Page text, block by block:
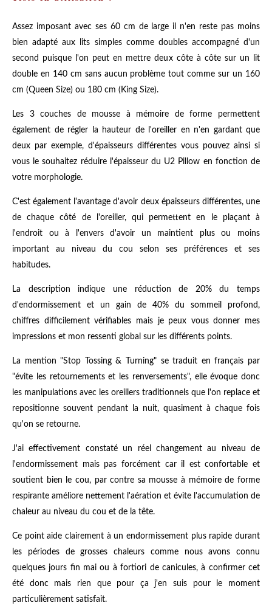
Assez imposant avec ses 60 cm de large il n'en reste pas moins
bien adapté aux lits simples comme doubles accompagné d'un
second puisque l'on peut en mettre deux côte à côte sur un lit
double en 140 cm sans aucun problème tout comme sur un 160
cm (Queen Size) ou 180 cm (King Size).
Les 3 couches de mousse à mémoire de forme permettent
également de régler la hauteur de l'oreiller en n'en gardant que
deux par exemple, d'épaisseurs différentes vous pouvez ainsi si
vous le souhaitez réduire l'épaisseur du U2 Pillow en fonction de
votre morphologie.
C'est également l'avantage d'avoir deux épaisseurs différentes, une
de chaque côté de l'oreiller, qui permettent en le plaçant à
l'endroit ou à l'envers d'avoir un maintient plus ou moins
important au niveau du cou selon ses préférences et ses
habitudes.
La description indique une réduction de 20% du temps
d'endormissement et un gain de 40% du sommeil profond,
chiffres difficilement vérifiables mais je peux vous donner mes
impressions et mon ressenti global sur les différents points.
La mention "Stop Tossing & Turning" se traduit en français par
"évite les retournements et les renversements", elle évoque donc
les manipulations avec les oreillers traditionnels que l'on replace et
repositionne souvent pendant la nuit, quasiment à chaque fois
qu'on se retourne.
J'ai effectivement constaté un réel changement au niveau de
l'endormissement mais pas forcément car il est confortable et
soutient bien le cou, par contre sa mousse à mémoire de forme
respirante améliore nettement l'aération et évite l'accumulation de
chaleur au niveau du cou et de la tête.
Ce point aide clairement à un endormissement plus rapide durant
les périodes de grosses chaleurs comme nous avons connu
quelques jours fin mai ou à fortiori de canicules, à confirmer cet
été donc mais rien que pour ça j'en suis pour le moment
particulièrement satisfait.